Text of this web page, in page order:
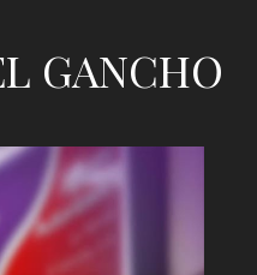
GANCHO